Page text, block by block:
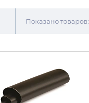
Показано товаров: